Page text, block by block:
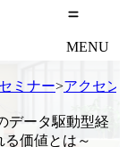
MENU
ミナー>アクセン
データ駆動型経
価値とは～